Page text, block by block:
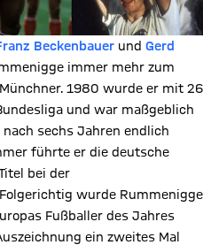
Beckenbauer und Gerd
immer mehr zum
1980 wurde er mit 26
und war maßgeblich
sechs Jahren endlich
führte er die deutsche
bei der
wurde Rummenigge
Fußballer des Jahres
ein zweites Mal